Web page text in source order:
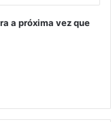
a próxima vez que